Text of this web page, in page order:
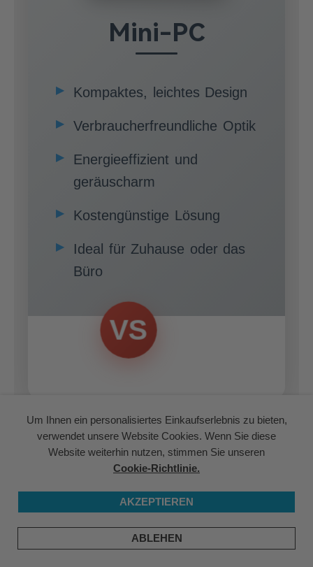
Mini-PC
Kompaktes, leichtes Design
Verbraucherfreundliche Optik
Energieeffizient und
geräuscharm
Kostengünstige Lösung
Ideal für Zuhause oder das
Büro
VS
Die Unterschiede in der Nutzung von
Box PCs und Mini PCs zeigen deutlich,
warum beide Gerätetypen existieren –
und jeweils in ihrem Marktsegment
Um Ihnen ein personalisiertes Einkaufserlebnis zu bieten,
verwendet unsere Website Cookies. Wenn Sie diese
Website weiterhin nutzen, stimmen Sie unseren
Cookie-Richtlinie.
AKZEPTIEREN
ABLEHEN